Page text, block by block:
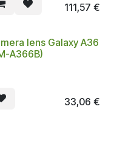
111,57 €
lens Galaxy A36
A366B)
33,06 €